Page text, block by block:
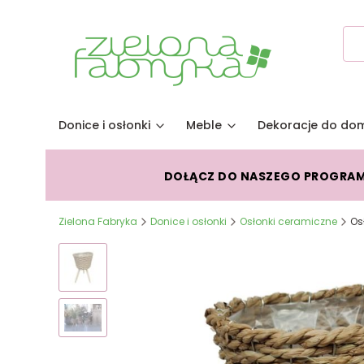
Donice i osłonki Meble Dekoracje do
DOŁĄCZ DO NASZEGO
Zielona Fabryka Donice i osłonki Osłonki ceramiczne